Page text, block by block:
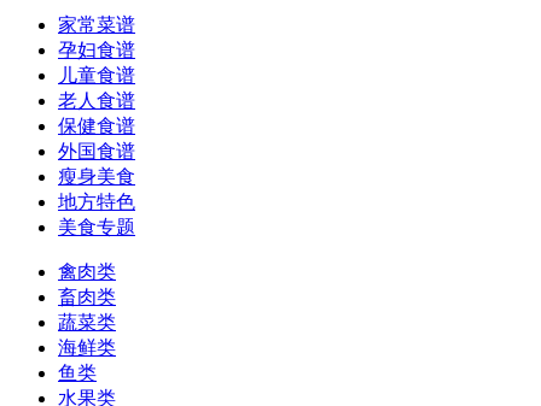
家常菜谱
孕妇食谱
儿童食谱
老人食谱
保健食谱
外国食谱
瘦身美食
地方特色
美食专题
禽肉类
畜肉类
蔬菜类
海鲜类
鱼类
水果类